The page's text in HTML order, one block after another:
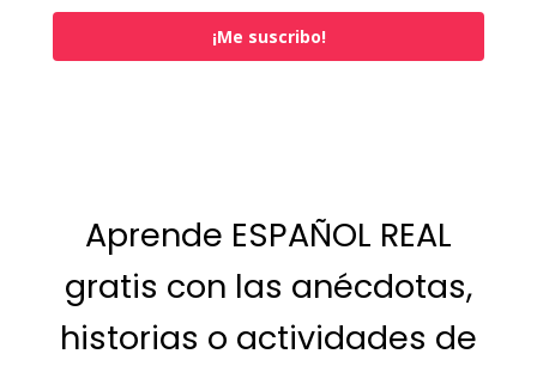
¡Me suscribo!
Aprende ESPAÑOL REAL
gratis con las anécdotas,
historias o actividades de